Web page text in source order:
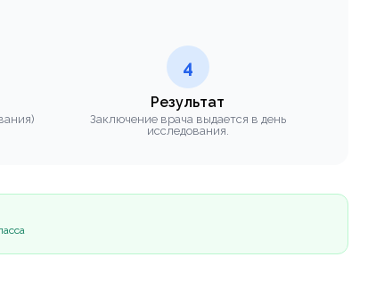
4
Результат
Заключение врача выдается в день
исследования.